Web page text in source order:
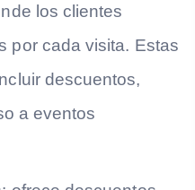
los clientes
por cada visita. Estas
descuentos,
a eventos